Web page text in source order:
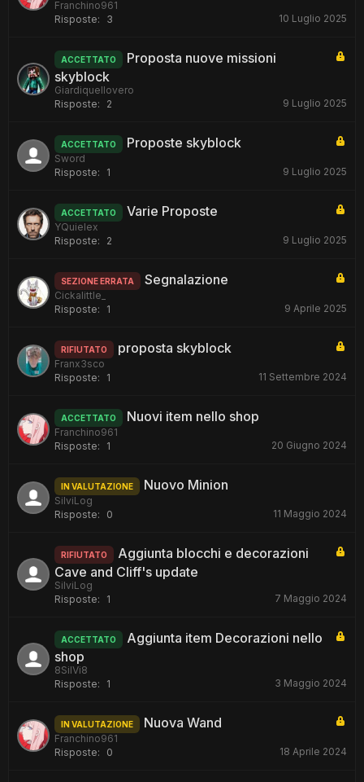
Franchino961
Risposte:
3 10 Luglio 2025
ACCETTATO
Proposta nuove missioni
skyblock
Giardiquellovero
Risposte:
2 9 Luglio 2025
ACCETTATO Proposte skyblock
Sword
Risposte:
1 9 Luglio 2025
ACCETTATO Varie Proposte
YQuielex
Risposte:
2 9 Luglio 2025
SEZIONE ERRATA Segnalazione
Cickalittle_
Risposte:
1 9 Aprile 2025
RIFIUTATO proposta skyblock
Franx3sco
Risposte:
1 11 Settembre 2024
ACCETTATO Nuovi item nello shop
Franchino961
Risposte:
1 20 Giugno 2024
IN VALUTAZIONE Nuovo Minion
SilviLog
Risposte:
0 11 Maggio 2024
RIFIUTATO
Aggiunta blocchi e decorazioni
Cave and Cliff's update
SilviLog
Risposte:
1 7 Maggio 2024
ACCETTATO
Aggiunta item Decorazioni nello
shop
8SilVi8
Risposte:
1 3 Maggio 2024
IN VALUTAZIONE Nuova Wand
Franchino961
Risposte:
0 18 Aprile 2024